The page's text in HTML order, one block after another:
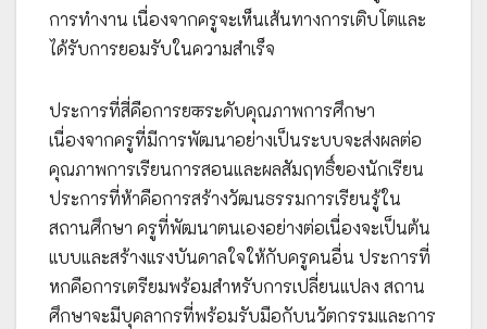
การทำงาน เนื่องจากครูจะเห็นเส้นทางการเติบโตและ
ได้รับการยอมรับในความสำเร็จ
ประการที่สี่คือการยकระดับคุณภาพการศึกษา
เนื่องจากครูที่มีการพัฒนาอย่างเป็นระบบจะส่งผลต่อ
คุณภาพการเรียนการสอนและผลสัมฤทธิ์ของนักเรียน
ประการที่ห้าคือการสร้างวัฒนธรรมการเรียนรู้ใน
สถานศึกษา ครูที่พัฒนาตนเองอย่างต่อเนื่องจะเป็นต้น
แบบและสร้างแรงบันดาลใจให้กับครูคนอื่น ประการที่
หกคือการเตรียมพร้อมสำหรับการเปลี่ยนแปลง สถาน
ศึกษาจะมีบุคลากรที่พร้อมรับมือกับนวัตกรรมและการ